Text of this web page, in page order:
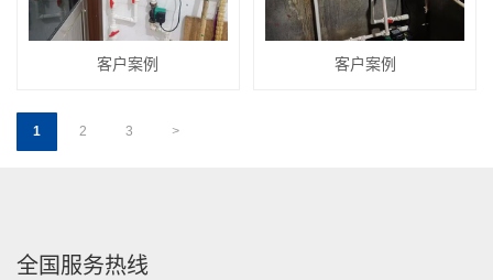
客户案例 客户案例
1 2 3 >
全国服务热线